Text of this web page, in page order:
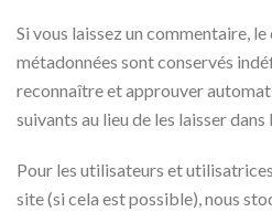
Si vous laissez un commentaire,
métadonnées sont conservés
reconnaître et approuver
suivants au lieu de les laisser
Pour les utilisateurs et
site (si cela est possible), nous